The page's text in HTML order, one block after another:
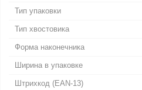
Тип упаковки
Тип хвостовика
Форма наконечника
Ширина в упаковке
Штрихкод (EAN-13)